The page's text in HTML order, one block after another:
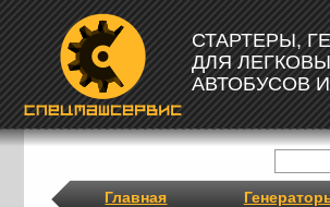
СТАРТЕРЫ,
ДЛЯ
АВТОБУСОВ
Главная